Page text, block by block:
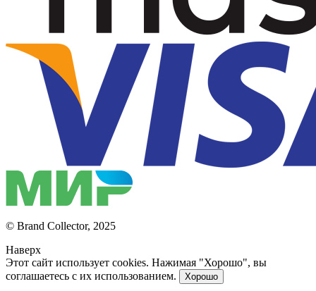
© Brand Collector, 2025
Наверх
Этот сайт использует cookies. Нажимая "Хорошо", вы
соглашаетесь с их использованием.
Хорошо